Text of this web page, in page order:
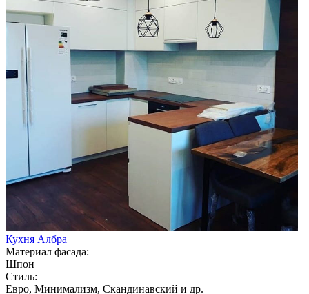
Кухня Албра
Материал фасада:
Шпон
Стиль:
Евро, Минимализм, Скандинавский и др.